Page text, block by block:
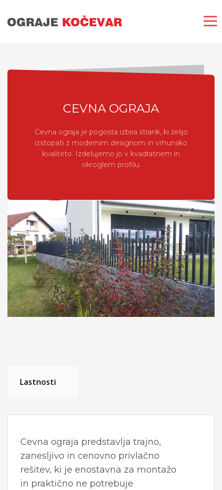
CEVNA OGRAJA
Cevna ograja je pogosta izbira strank, ki želijo
izstopati z modernim designom in vrhunsko
kvaliteto. Izdelujemo jo v kvadratnem in
okroglem profilu.
Lastnosti
Cevna ograja predstavlja trajno,
zanesljivo in cenovno privlačno
rešitev, ki je enostavna za montažo
in praktično ne potrebuje